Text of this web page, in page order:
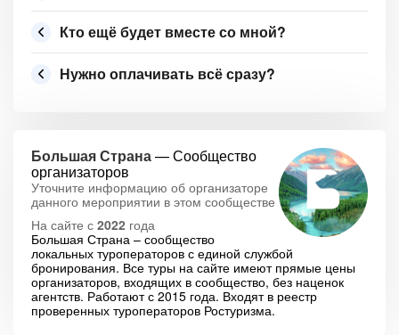
Кто ещё будет вместе со мной?
Нужно оплачивать всё сразу?
Большая Страна— Сообщество
организаторов
Уточните информацию об организаторе
данного мероприятии в этом сообществе
На сайте с 2022 года
Большая Страна – сообщество
локальных туроператоров с единой службой
бронирования. Все туры на сайте имеют прямые цены
организаторов, входящих в сообщество, без наценок
агентств. Работают с 2015 года. Входят в реестр
проверенных туроператоров Ростуризма.